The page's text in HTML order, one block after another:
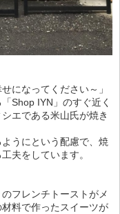
になってください～」
Shop IYN」のすぐ近く
エである米山氏が焼き
うにという配慮で、焼
夫をしています。
フレンチトーストがメ
料で作ったスイーツが